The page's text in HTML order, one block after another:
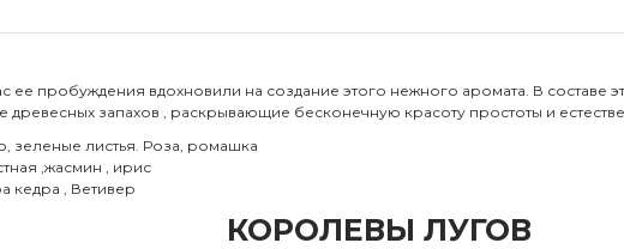
пробуждения вдохновили на создание этого нежного аромата. В составе
запахов , раскрывающие бесконечную красоту простоты и
зеленые листья. Роза, ромашка
,жасмин , ирис
кедра , Ветивер
КОРОЛЕВЫ ЛУГОВ